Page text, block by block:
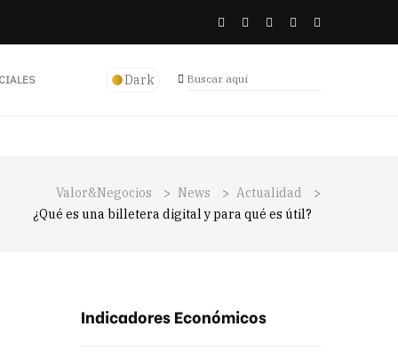
Dark
Valor&Negocios > News > Actualidad
>
¿Qué es una billetera digital y para qué es útil?
Indicadores Económicos